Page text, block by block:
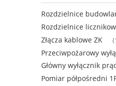
Rozdzielnice
Rozdzielnice
Złącza kablowe ZK
Przeciwpożarowy
Główny wyłącznik
Pomiar półpośredni